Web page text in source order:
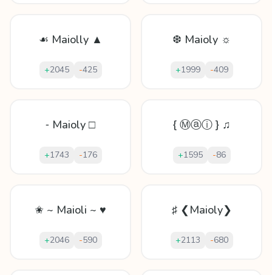
☙ Maiolly ▲
+2045 -425
❆ Maioly ☼
+1999 -409
⁃ Maioly □
+1743 -176
{ Ⓜⓐⓘ } ♫
+1595 -86
✬ ~ Maioli ~ ♥
+2046 -590
♯ ❮Maioly❯
+2113 -680